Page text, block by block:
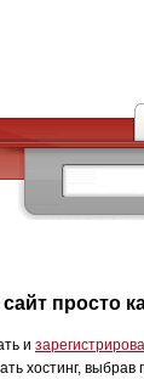
просто
и
хостинг,